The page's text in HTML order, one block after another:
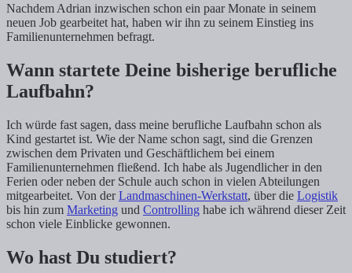
Nachdem Adrian inzwischen schon ein paar Monate in seinem
neuen Job gearbeitet hat, haben wir ihn zu seinem Einstieg ins
Familienunternehmen befragt.
Wann startete Deine bisherige berufliche
Laufbahn?
Ich würde fast sagen, dass meine berufliche Laufbahn schon als
Kind gestartet ist. Wie der Name schon sagt, sind die Grenzen
zwischen dem Privaten und Geschäftlichem bei einem
Familienunternehmen fließend. Ich habe als Jugendlicher in den
Ferien oder neben der Schule auch schon in vielen Abteilungen
mitgearbeitet. Von derLandmaschinen-Werkstatt, über die Logistik
bis hin zum Marketing und Controlling habe ich während dieser Zeit
schon viele Einblicke gewonnen.
Wo hast Du studiert?